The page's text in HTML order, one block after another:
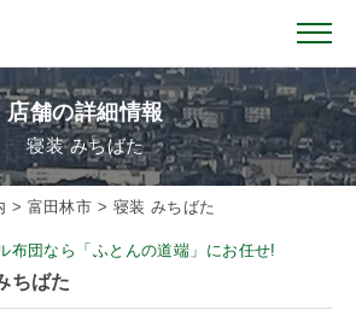
ージ
す
店舗の詳細情報
寝装 みちばた
> 富田林市 > 寝装 みちばた
布団なら「ふとんの道端」にお任せ!
ちばた